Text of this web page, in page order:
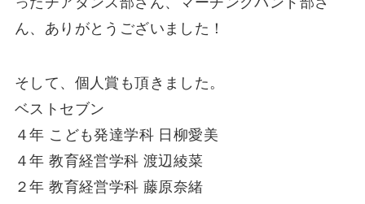
ん、ありがとうございました！
そして、個人賞も頂きました。
ベストセブン
４年 こども発達学科 日柳愛美
４年 教育経営学科 渡辺綾菜
２年 教育経営学科 藤原奈緒